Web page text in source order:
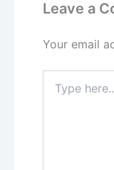
Leave a
Your email
here..